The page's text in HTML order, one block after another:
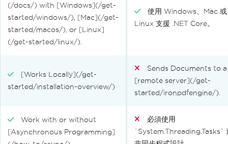
(/docs/) with [Windows](/get-
started/windows/), [Mac](/get-
started/macos/), or [Linux]
(/get-started/linux/).
使用 Windows、Mac 或
Linux 支援 .NET Core。
[Works Locally](/get-
started/installation-overview/)
Sends Documents to a
[remote server](/get-
started/ironpdfengine/).
Work with or without
[Asynchronous Programming]
必須使用
`System.Threading.Tasks`